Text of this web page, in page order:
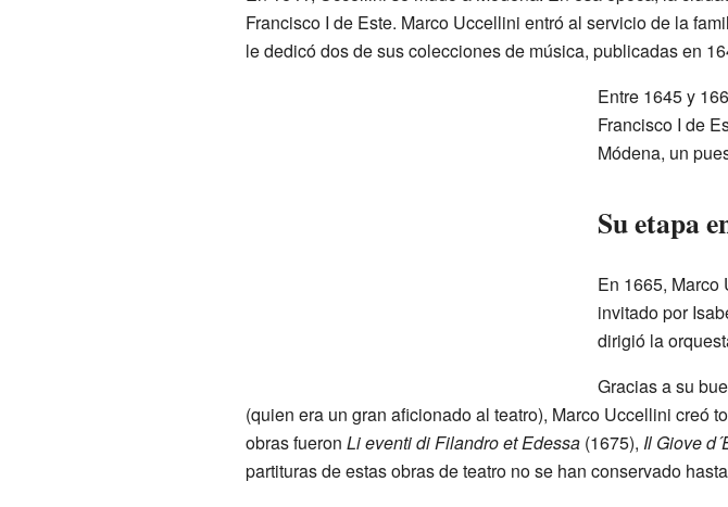
Francisco I de Este. Marco Uccellini entró al servicio de la
le dedicó dos de sus colecciones de música, publicadas en
Entre 1645 y
Francisco I de
Módena, un
Su etapa
En 1665, Marco
invitado por
dirigió la
Gracias a su
(quien era un gran aficionado al teatro), Marco Uccellini creó
obras fueron Li eventi di Filandro et Edessa(1675), Il Giove
partituras de estas obras de teatro no se han conservado